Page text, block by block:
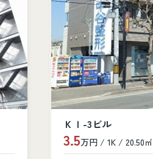
シャルニー・クレール
10.8万円 / 3LDK /